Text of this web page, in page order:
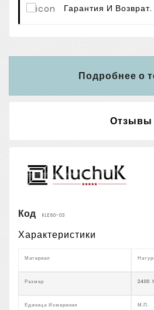
Гарантия И Возврат.
Подробнее о
Отзывы
Код KLE60-03
Характеристики
Материал
Размер 2400
Единица Измерения М.п.